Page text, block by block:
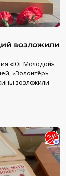
возложили
«Юг Молодой»,
«Волонтёры
возложили